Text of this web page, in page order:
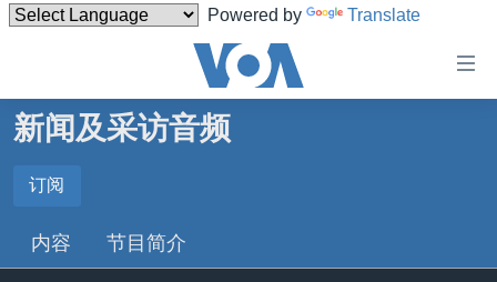
Powered by Translate
碍
链
到
主页
美国
台湾
新闻及采访音频
订阅
订阅
内容 节目简介